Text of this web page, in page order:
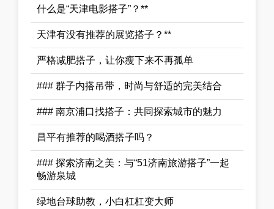
什么是“天津电影搭子”？**
天津有没有推荐的展览搭子？**
严格减肥搭子，让你瘦下来不再孤单
### 群子内搭吊带，时尚与舒适的完美结合
### 南京浦口找搭子：共同探索城市的魅力
昌平有推荐的喝酒搭子吗？
### 探索济南之美：与“51济南旅游搭子”一起
畅游泉城
绿地台球助教，小白杠杠变大师